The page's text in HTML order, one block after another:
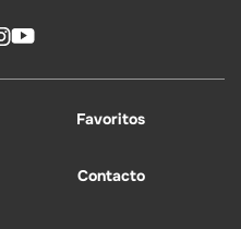
Favoritos
Contacto